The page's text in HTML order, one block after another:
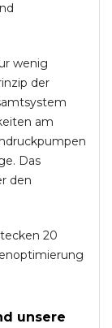
wenig
der
am
Das
den
20
unsere